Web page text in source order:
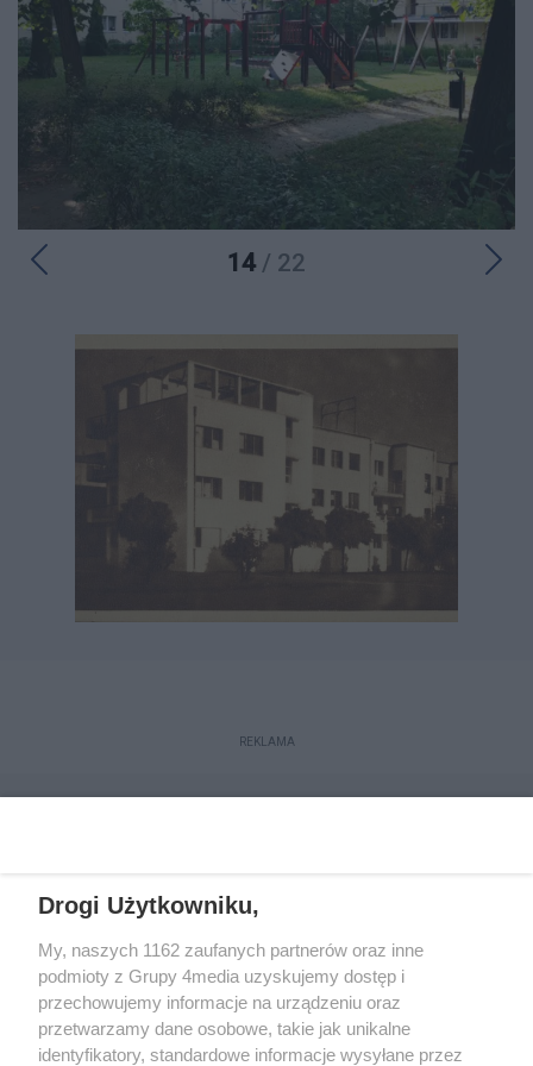
14 / 22
REKLAMA
Reklama Kontakt Regulamin
Dystrybucja
Regulamin prenumeraty
Polityka Prywatności
Drogi Użytkowniku,
My, naszych 1162 zaufanych partnerów oraz inne
podmioty z Grupy 4media uzyskujemy dostęp i
przechowujemy informacje na urządzeniu oraz
przetwarzamy dane osobowe, takie jak unikalne
identyfikatory, standardowe informacje wysyłane przez